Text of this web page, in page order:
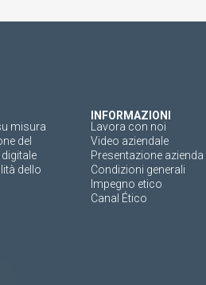
misura
del
dello
INFORMAZIONI
Lavora con noi
Video aziendale
Presentazione azienda
Condizioni generali
Impegno etico
Canal Ético